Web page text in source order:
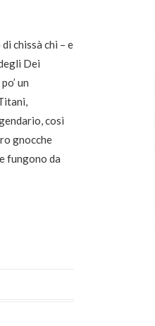
chissà chi – e
Dei
un
così
gnocche
fungono da